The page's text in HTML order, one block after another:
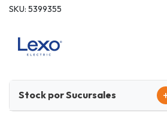
SKU: 5399355
Stock por Sucursales